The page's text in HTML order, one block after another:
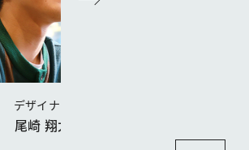
デザイナー
尾崎 翔太